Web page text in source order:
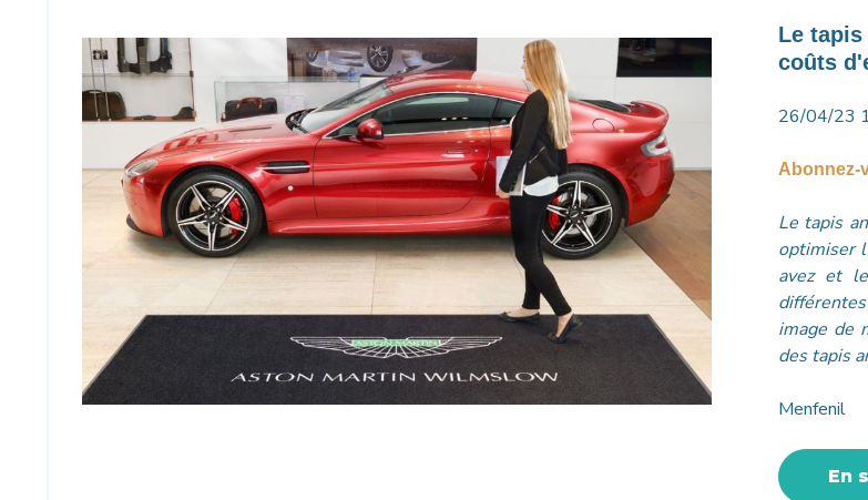
Le
coûts
26/04/23
Abonnez-
Le tapis
optimiser
avez et
image de
des tapis
Menfenil
En